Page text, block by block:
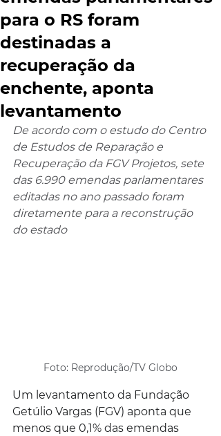
para o RS foram
destinadas a
recuperação da
enchente, aponta
levantamento
De acordo com o estudo do Centro
de Estudos de Reparação e
Recuperação da FGV Projetos, sete
das 6.990 emendas parlamentares
editadas no ano passado foram
diretamente para a reconstrução
do estado
Foto: Reprodução/TV Globo
Um levantamento da Fundação
Getúlio Vargas (FGV) aponta que
menos que 0,1% das emendas